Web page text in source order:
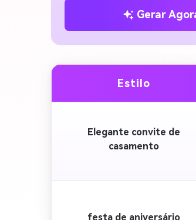
Gerar
Estilo
Elegante convite de
casamento
festa de aniversário